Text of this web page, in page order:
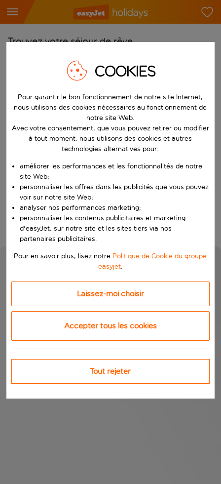
Trouvez votre séjour de rêve
Commencez à taper pour la saisie automatique. Lorsque les
Choisissez votre aéroport
Commencez à taper pour la saisie automatique. Lorsque les
Choisissez votre destination
Vers
Choisissez vos dates
Quand
Qui
Rechercher
COOKIES
Pour garantir le bon fonctionnement de notre site Internet,
nous utilisons des cookies nécessaires au fonctionnement de
notre site Web.
Avec votre consentement, que vous pouvez retirer ou modifier
à tout moment, nous utilisons des cookies et autres
technologies alternatives pour:
améliorer les performances et les fonctionnalités de notre
site Web;
personnaliser les offres dans les publicités que vous pouvez
voir sur notre site Web;
analyser nos performances marketing;
personnaliser les contenus publicitaires et marketing
d'easyJet, sur notre site et les sites tiers via nos
partenaires publicitaires.
Pour en savoir plus, lisez notre Politique de Cookie du groupe
easyjet.
Laissez-moi choisir
Accepter tous les cookies
Tout rejeter